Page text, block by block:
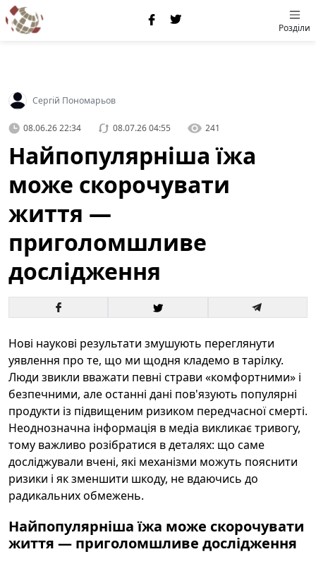
Розділи
Сергій Пономарьов
08.06.26 22:34 08.07.26 04:55 241
Найпопулярніша їжа
може скорочувати
життя —
приголомшливе
дослідження
Нові наукові результати змушують переглянути
уявлення про те, що ми щодня кладемо в тарілку.
Люди звикли вважати певні страви «комфортними» і
безпечними, але останні дані пов'язують популярні
продукти із підвищеним ризиком передчасної смерті.
Неоднозначна інформація в медіа викликає тривогу,
тому важливо розібратися в деталях: що саме
досліджували вчені, які механізми можуть пояснити
ризики і як зменшити шкоду, не вдаючись до
радикальних обмежень.
Найпопулярніша їжа може скорочувати
життя — приголомшливе дослідження